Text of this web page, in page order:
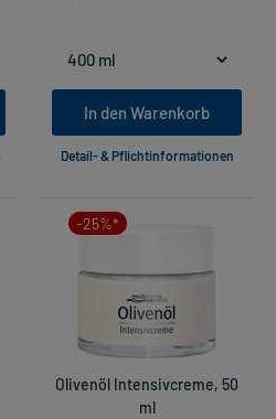
In den Warenkorb
Detail- & Pflichtinformationen
-25%*
Olivenöl Intensivcreme, 50
ml